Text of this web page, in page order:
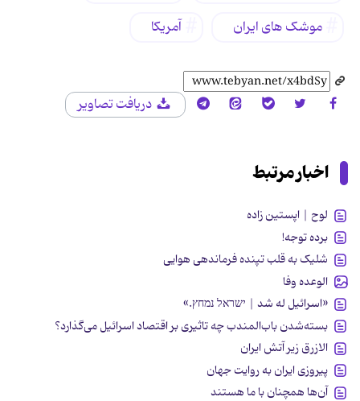
موشک های ایران
آمریکا
دریافت تصاویر
اخبار مرتبط
لوح | اپستین زاده
برده توجه!
شلیک به قلب تپنده فرماندهی هوایی
الوعده وفا
«اسرائیل له شد | ישראל נמחץ.»
بسته‌شدن باب‌المندب چه تاثیری بر اقتصاد اسرائیل می‌گذارد؟
الازرق زیر آتش ایران
پیروزی ایران به روایت جهان
آن‌ها همچنان با ما هستند